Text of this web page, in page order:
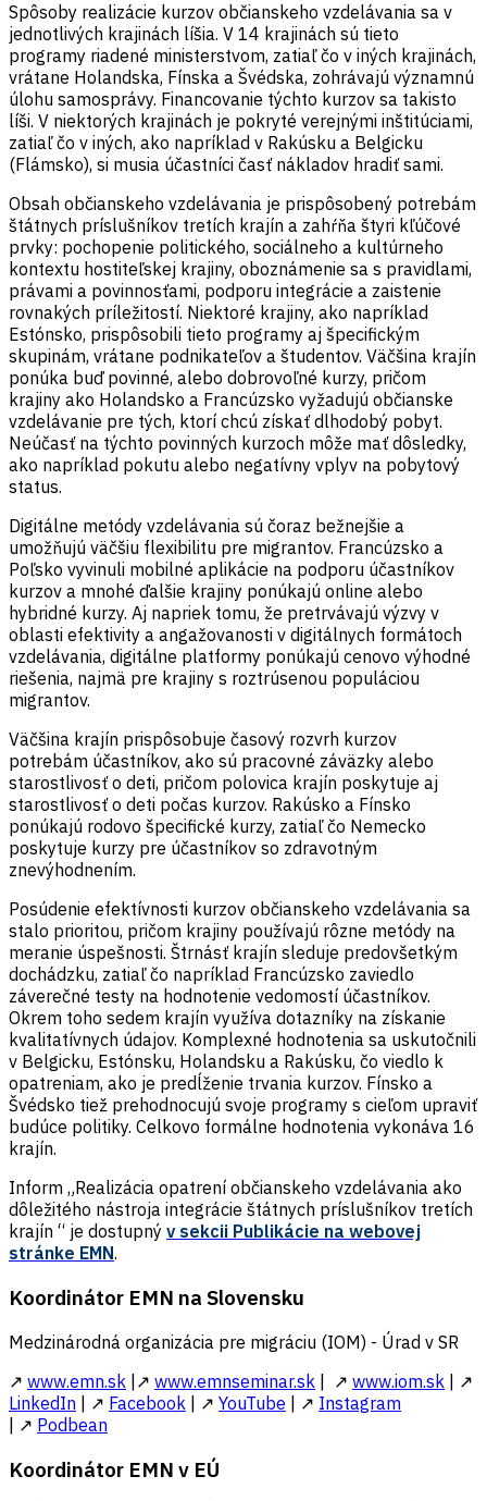
Spôsoby realizácie kurzov občianskeho vzdelávania sa v
jednotlivých krajinách líšia. V 14 krajinách sú tieto
programy riadené ministerstvom, zatiaľ čo v iných krajinách,
vrátane Holandska, Fínska a Švédska, zohrávajú významnú
úlohu samosprávy. Financovanie týchto kurzov sa takisto
líši. V niektorých krajinách je pokryté verejnými inštitúciami,
zatiaľ čo v iných, ako napríklad v Rakúsku a Belgicku
(Flámsko), si musia účastníci časť nákladov hradiť sami.
Obsah občianskeho vzdelávania je prispôsobený potrebám
štátnych príslušníkov tretích krajín a zahŕňa štyri kľúčové
prvky: pochopenie politického, sociálneho a kultúrneho
kontextu hostiteľskej krajiny, oboznámenie sa s pravidlami,
právami a povinnosťami, podporu integrácie a zaistenie
rovnakých príležitostí. Niektoré krajiny, ako napríklad
Estónsko, prispôsobili tieto programy aj špecifickým
skupinám, vrátane podnikateľov a študentov. Väčšina krajín
ponúka buď povinné, alebo dobrovoľné kurzy, pričom
krajiny ako Holandsko a Francúzsko vyžadujú občianske
vzdelávanie pre tých, ktorí chcú získať dlhodobý pobyt.
Neúčasť na týchto povinných kurzoch môže mať dôsledky,
ako napríklad pokutu alebo negatívny vplyv na pobytový
status.
Digitálne metódy vzdelávania sú čoraz bežnejšie a
umožňujú väčšiu flexibilitu pre migrantov. Francúzsko a
Poľsko vyvinuli mobilné aplikácie na podporu účastníkov
kurzov a mnohé ďalšie krajiny ponúkajú online alebo
hybridné kurzy. Aj napriek tomu, že pretrvávajú výzvy v
oblasti efektivity a angažovanosti v digitálnych formátoch
vzdelávania, digitálne platformy ponúkajú cenovo výhodné
riešenia, najmä pre krajiny s roztrúsenou populáciou
migrantov.
Väčšina krajín prispôsobuje časový rozvrh kurzov
potrebám účastníkov, ako sú pracovné záväzky alebo
starostlivosťo deti, pričom polovica krajín poskytuje aj
starostlivosťo deti počas kurzov. Rakúsko a Fínsko
ponúkajú rodovo špecifické kurzy, zatiaľ čo Nemecko
poskytuje kurzy pre účastníkov so zdravotným
znevýhodnením.
Posúdenie efektívnosti kurzov občianskeho vzdelávania sa
stalo prioritou, pričom krajiny používajú rôzne metódy na
meranie úspešnosti. Štrnásť krajín sleduje predovšetkým
dochádzku, zatiaľ čo napríklad Francúzsko zaviedlo
záverečné testy na hodnotenie vedomostí účastníkov.
Okrem toho sedem krajín využíva dotazníky na získanie
kvalitatívnych údajov. Komplexné hodnotenia sa uskutočnili
v Belgicku, Estónsku, Holandsku a Rakúsku, čo viedlo k
opatreniam, ako je predĺženie trvania kurzov. Fínsko a
Švédsko tiež prehodnocujú svoje programy s cieľom upraviť
budúce politiky. Celkovo formálne hodnotenia vykonáva 16
krajín.
Inform „Realizácia opatrení občianskeho vzdelávania ako
dôležitého nástroja integrácie štátnych príslušníkov tretích
krajín “ je dostupný v sekcii Publikácie na webovej
stránke EMN.
Koordinátor EMN na Slovensku
Medzinárodná organizácia pre migráciu (IOM) - Úrad v SR
↗ www.emn.sk |↗ www.emnseminar.sk | ↗ www.iom.sk | ↗
LinkedIn | ↗ Facebook | ↗ YouTube | ↗ Instagram
| ↗ Podbean
Koordinátor EMN v EÚ